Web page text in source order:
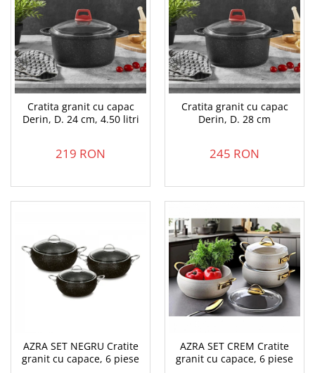
Cratita granit cu capac
Derin, D. 24 cm, 4.50 litri
219 RON
Cratita granit cu capac
Derin, D. 28 cm
245 RON
AZRA SET NEGRU Cratite
granit cu capace, 6 piese
AZRA SET CREM Cratite
granit cu capace, 6 piese